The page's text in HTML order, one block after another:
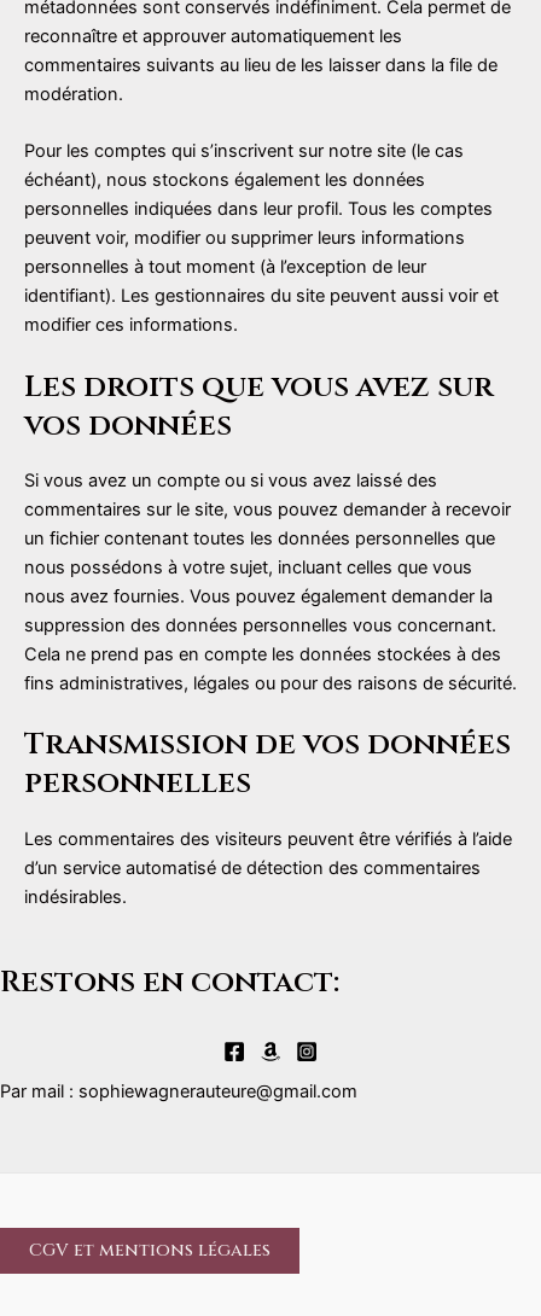
métadonnées sont conservés indéfiniment. Cela permet de
reconnaître et approuver automatiquement les
commentaires suivants au lieu de les laisser dans la file de
modération.
Pour les comptes qui s’inscrivent sur notre site (le cas
échéant), nous stockons également les données
personnelles indiquées dans leur profil. Tous les comptes
peuvent voir, modifier ou supprimer leurs informations
personnelles à tout moment (à l’exception de leur
identifiant). Les gestionnaires du site peuvent aussi voir et
modifier ces informations.
Les droits que vous avez sur
vos données
Si vous avez un compte ou si vous avez laissé des
commentaires sur le site, vous pouvez demander à recevoir
un fichier contenant toutes les données personnelles que
nous possédons à votre sujet, incluant celles que vous
nous avez fournies. Vous pouvez également demander la
suppression des données personnelles vous concernant.
Cela ne prend pas en compte les données stockées à des
fins administratives, légales ou pour des raisons de sécurité.
Transmission de vos données
personnelles
Les commentaires des visiteurs peuvent être vérifiés à l’aide
d’un service automatisé de détection des commentaires
indésirables.
Restons en contact:
Par mail : sophiewagnerauteure@gmail.com
CGV et mentions légales